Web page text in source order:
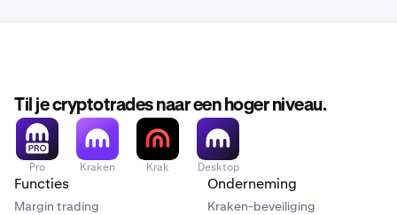
Til je cryptotrades naar een hoger niveau.
Pro Kraken Krak Desktop
Functies
Margin trading
Onderneming
Kraken-beveiliging